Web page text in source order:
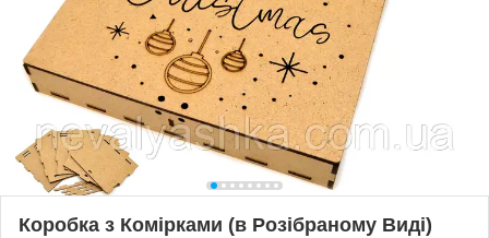
Коробка з Комірками (в Розібраному Виді)